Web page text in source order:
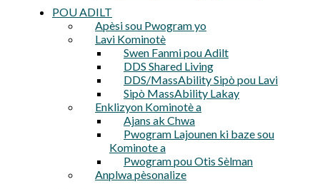
POU ADILT
Apèsi sou Pwogram yo
Lavi Kominotè
Swen Fanmi pou Adilt
DDS Shared Living
DDS/MassAbility Sipò pou Lavi
Sipò MassAbility Lakay
Enklizyon Kominotè a
Ajans ak Chwa
Pwogram Lajounen ki baze sou
Kominote a
Pwogram pou Otis Sèlman
Anplwa pèsonalize